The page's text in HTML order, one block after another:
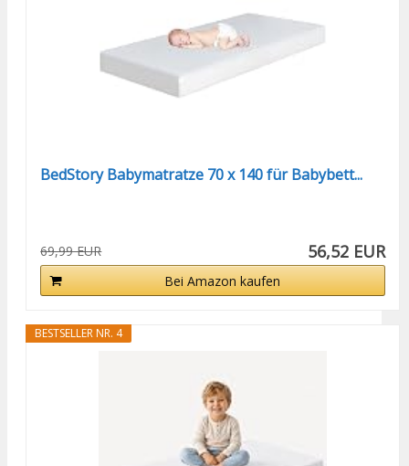
BedStory Babymatratze 70 x 140 für Babybett...
69,99 EUR 56,52 EUR
Bei Amazon kaufen
BESTSELLER NR. 4